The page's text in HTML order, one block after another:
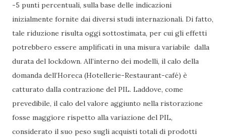
-5 punti percentuali, sulla base delle indicazioni
inizialmente fornite dai diversi studi internazionali. Di fatto,
tale riduzione risulta oggi sottostimata, per cui gli effetti
potrebbero essere amplificati in una misura variabile dalla
durata del lockdown. All’interno dei modelli, il calo della
domanda dell’Horeca (Hotellerie-Restaurant-café) è
catturato dalla contrazione del PIL. Laddove, come
prevedibile, il calo del valore aggiunto nella ristorazione
fosse maggiore rispetto alla variazione del PIL,
considerato il suo peso sugli acquisti totali di prodotti